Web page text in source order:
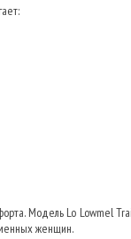
Модель Lo Lowmel
женщин.